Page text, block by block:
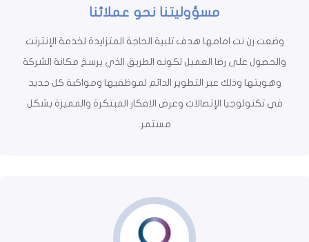
مسؤوليتنا نحو عملائنا
وضعت رن نت امامها هدف تلبية الحاجة المتزايدة لخدمة الإنترنت
والحصول على رضا العميل لكونه الطريق الذي يرسخ مكانة الشركة
وهويتها وذلك عبر التطوير الدائم لموظفيها ومواكبة كل جديد
في تكنولوجيا الإتصالات وعرض الافكار المبتكرة والمميزة بشكل
مستمر.